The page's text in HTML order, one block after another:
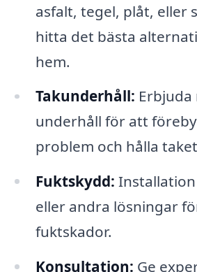
asfalt, tegel, plåt, eller
hitta det bästa
hem.
Takunderhåll:
underhåll för att
problem och hålla
Fuktskydd:
eller andra lösningar
fuktskador.
Konsultation: Ge